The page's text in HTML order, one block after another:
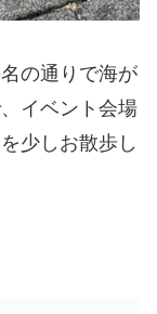
の通りで海が
イベント会場
少しお散歩し